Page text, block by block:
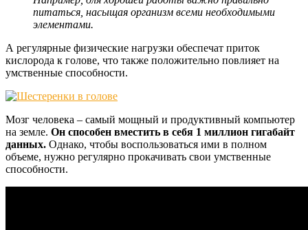
питаться, насыщая организм всеми необходимыми
элементами.
А регулярные физические нагрузки обеспечат приток
кислорода к голове, что также положительно повлияет на
умственные способности.
Мозг человека – самый мощный и продуктивный компьютер
на земле. Он способен вместить в себя 1 миллион гигабайт
данных. Однако, чтобы воспользоваться ими в полном
объеме, нужно регулярно прокачивать свои умственные
способности.